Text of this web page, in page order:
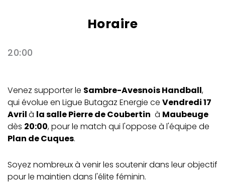
Horaire
20:00
Venez supporter le Sambre-Avesnois Handball,
qui évolue en Ligue Butagaz Energie ce Vendredi 17
Avrilà la salle Pierre de Coubertin à Maubeuge
dès 20:00, pour le match qui l'oppose à l'équipe de
Plan de Cuques.
Soyez nombreux à venir les soutenir dans leur objectif
pour le maintien dans l'élite féminin.